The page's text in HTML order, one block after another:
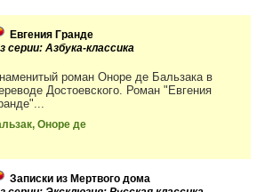
Евгения Гранде
серии: Азбука-классика
роман Оноре де Бальзака в
Достоевского. Роман "Евгения
Оноре де
Записки из Мертвого дома